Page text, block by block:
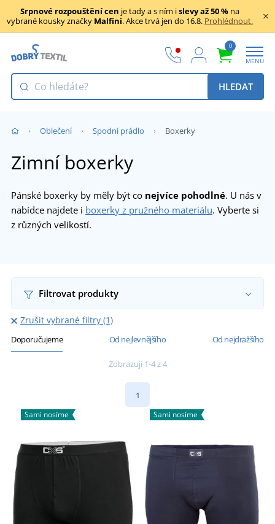
Srpnové rozpouštění cen je tady a s ním islevy až 50 % na
vybrané kousky značky Malfini. Akce trvá jen do 16.8. Prohlédnout.
0
MENU
HLEDAT
Oblečení Spodní prádlo Boxerky
Zimní boxerky
Pánské boxerky by měly být co nejvíce pohodlné. U nás v
nabídce najdete i boxerky z pružného materiálu. Vyberte si
z různých velikostí.
Filtrovat produkty
Zrušit vybrané filtry (1)
Doporučujeme Od nejlevnějšího Od nejdražšího
Zobrazuji 1-4 z 4
1
Sami nosíme Sami nosíme